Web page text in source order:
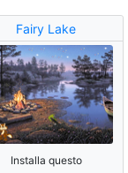
Fairy Lake
Installa questo